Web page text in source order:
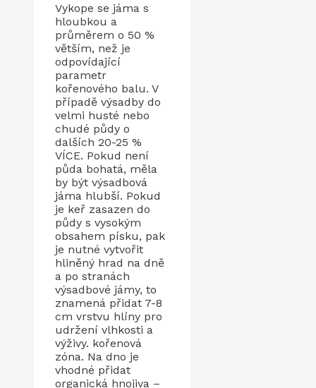
Vykope se jáma s
hloubkou a
průměrem o 50 %
větším, než je
odpovídající
parametr
kořenového balu. V
případě výsadby do
velmi husté nebo
chudé půdy o
dalších 20-25 %
VÍCE. Pokud není
půda bohatá, měla
by být výsadbová
jáma hlubší. Pokud
je keř zasazen do
půdy s vysokým
obsahem písku, pak
je nutné vytvořit
hliněný hrad na dně
a po stranách
výsadbové jámy, to
znamená přidat 7-8
cm vrstvu hlíny pro
udržení vlhkosti a
výživy. kořenová
zóna. Na dno je
vhodné přidat
organická hnojiva –